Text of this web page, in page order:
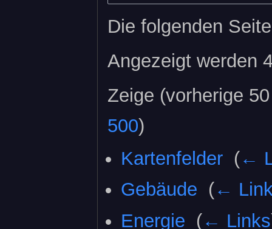
Die folgenden
Angezeigt werden
Zeige (vorherige 50
500)
Kartenfelder (←
Gebäude (←
Energie (← Links